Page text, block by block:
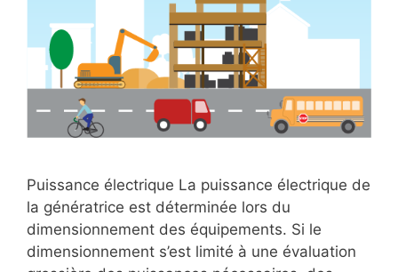
Puissance électrique La puissance électrique de
la génératrice est déterminée lors du
dimensionnement des équipements. Si le
dimensionnement s’est limité à une évaluation